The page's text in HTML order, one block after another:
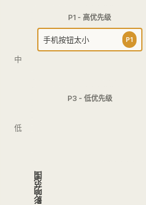
中
低
P1 - 高优先级
手机按钮太小 P1
P3 - 低优先级
影响范围